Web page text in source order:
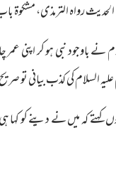
الحدیث رواہ الترمذی، مشکوۃ باب
نبی ہو کر اپنی عمر
السلام کی کذب بیانی تو
کہ میں نے دینے کو کہا